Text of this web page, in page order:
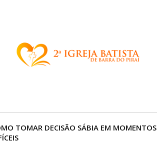
TOMAR DECISÃO SÁBIA EM MOMENTOS